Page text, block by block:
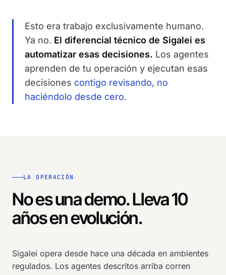
Esto era trabajo exclusivamente humano.
Ya no. El diferencial técnico de Sigalei es
automatizar esas decisiones. Los agentes
aprenden de tu operación y ejecutan esas
decisiones contigo revisando, no
haciéndolo desde cero.
LA OPERACIÓN
No es una demo. Lleva 10
años en evolución.
Sigalei opera desde hace una década en ambientes
regulados. Los agentes descritos arriba corren